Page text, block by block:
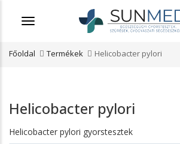
Menü
Főoldal Termékek Helicobacter pylori
Helicobacter pylori
Helicobacter pylori gyorstesztek